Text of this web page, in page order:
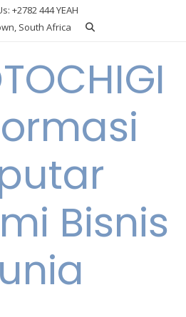
+2782 444 YEAH
South Africa
Bisnis